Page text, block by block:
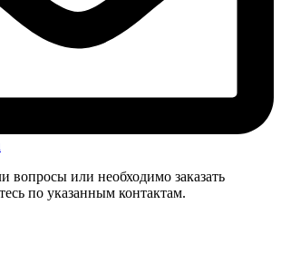
вопросы или необходимо заказать
по указанным контактам.